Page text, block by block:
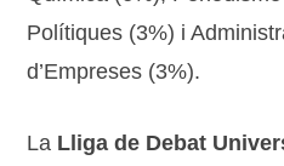
Polítiques (3%) i
d’Empreses (3%).
La Lliga de Debat